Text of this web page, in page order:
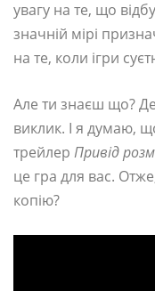
увагу на те, що
значній мірі
на те, коли ігри
Але ти знаєш що?
виклик. І я думаю,
трейлер Привід
це гра для вас.
копію?